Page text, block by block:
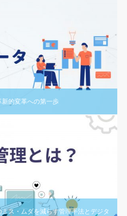
的変革への第一歩
ス・ムダを減らす管理手法とデジタ